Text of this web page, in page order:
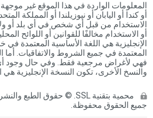
المعلومات الواردة في هذا الموقع غير
أو كندا أو اليابان أو نيوزيلندا أو المملكة
الاستخدام من قبل أي شخص في أي بلد أو
أو الاستخدام مخالفًا للقوانين أو اللوائح
الإنجليزية هي اللغة الأساسية المعتمدة في
المعتمدة في جميع الشروط والاتفاقيات. أما
فهي لأغراض مرجعية فقط. وفي حال وجود أي
والنسخ الأخرى، تكون النسخة الإنجليزية هي
جميع الحقوق محفوظة.